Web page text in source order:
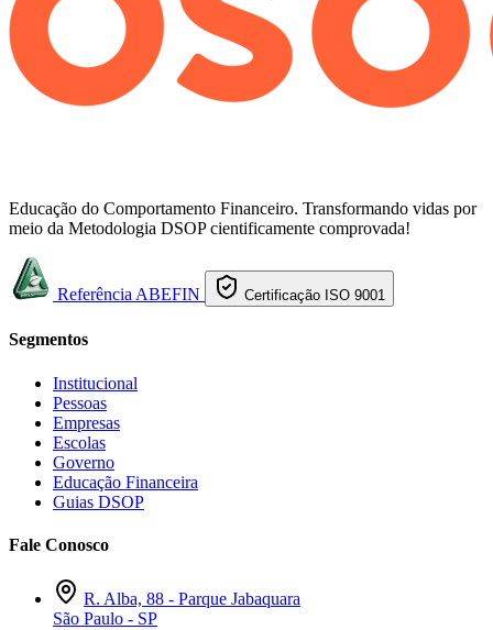
Educação do Comportamento Financeiro. Transformando vidas por
meio da Metodologia DSOP cientificamente comprovada!
Referência ABEFIN Certificação ISO 9001
Segmentos
Institucional
Pessoas
Empresas
Escolas
Governo
Educação Financeira
Guias DSOP
Fale Conosco
R. Alba, 88 - Parque Jabaquara
São Paulo - SP